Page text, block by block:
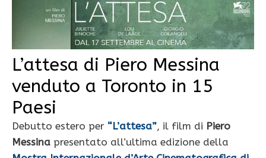
L’attesa di Piero Messina
venduto a Toronto in 15
Paesi
Debutto estero per “L’attesa”, il film di Piero
Messina presentato all’ultima edizione della